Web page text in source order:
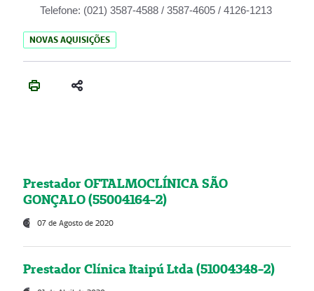
Telefone: (021) 3587-4588 / 3587-4605 / 4126-1213
NOVAS AQUISIÇÕES
Prestador OFTALMOCLÍNICA SÃO
GONÇALO (55004164-2)
07 de Agosto de 2020
Prestador Clínica Itaipú Ltda (51004348-2)